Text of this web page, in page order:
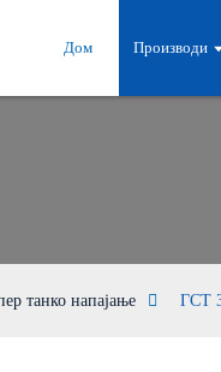
Дом Производи
танко напајање ГСТ